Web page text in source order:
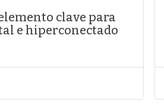
clave para
e hiperconectado